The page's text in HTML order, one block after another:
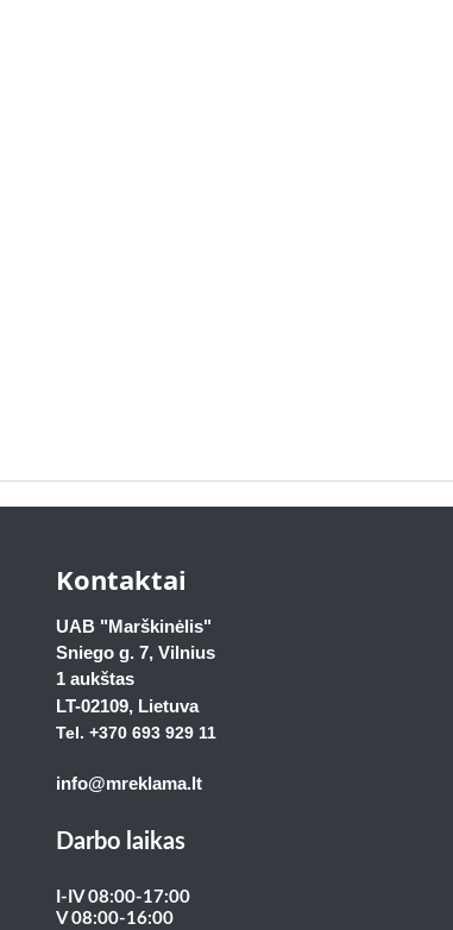
Kontaktai
UAB "Marškinėlis"
Sniego g. 7, Vilnius
1 aukštas
LT-02109, Lietuva
Tel. +370 693 929 11
info@mreklama.lt
Darbo laikas
I-IV 08:00-17:00
V 08:00-16:00